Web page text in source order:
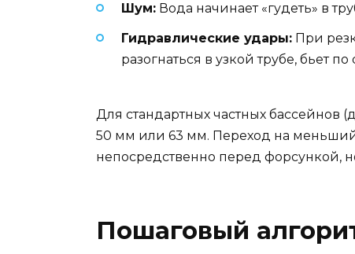
Шум: Вода начинает «гудеть» в
Гидравлические удары: При
разогнаться в узкой трубе, бьет
Для стандартных частных бассейнов
50 мм или 63 мм. Переход на
непосредственно перед форсункой,
Пошаговый